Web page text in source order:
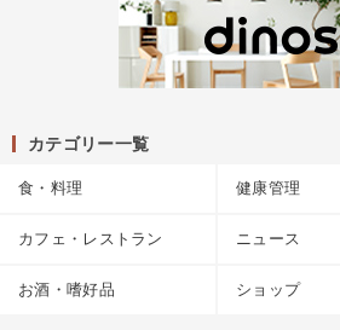
カテゴリー一覧
食・料理 健康管理
カフェ・レストラン ニュース
お酒・嗜好品 ショップ